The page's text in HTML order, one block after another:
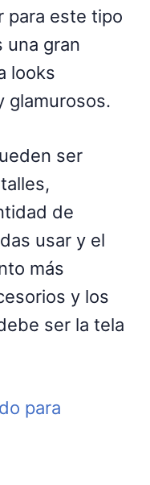
para este tipo
una gran
looks
glamurosos.
ser
de
usar y el
más
y los
ser la tela